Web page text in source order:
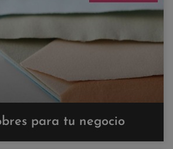
para tu negocio